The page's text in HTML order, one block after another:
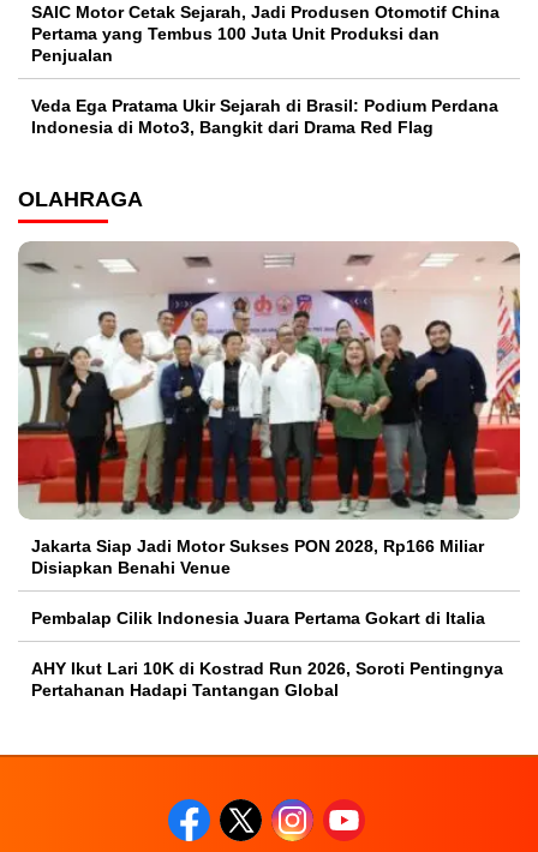
SAIC Motor Cetak Sejarah, Jadi Produsen Otomotif China
Pertama yang Tembus 100 Juta Unit Produksi dan
Penjualan
Veda Ega Pratama Ukir Sejarah di Brasil: Podium Perdana
Indonesia di Moto3, Bangkit dari Drama Red Flag
OLAHRAGA
Jakarta Siap Jadi Motor Sukses PON 2028, Rp166 Miliar
Disiapkan Benahi Venue
Pembalap Cilik Indonesia Juara Pertama Gokart di Italia
AHY Ikut Lari 10K di Kostrad Run 2026, Soroti Pentingnya
Pertahanan Hadapi Tantangan Global